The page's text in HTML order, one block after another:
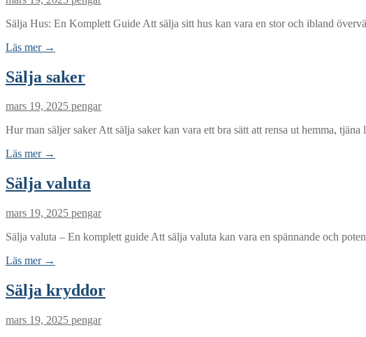
Sälja Hus: En Komplett Guide Att sälja sitt hus kan vara en stor och ibland
Läs mer →
Sälja saker
mars 19, 2025 pengar
Hur man säljer saker Att sälja saker kan vara ett bra sätt att rensa ut hemma,
Läs mer →
Sälja valuta
mars 19, 2025 pengar
Sälja valuta – En komplett guide Att sälja valuta kan vara en spännande och
Läs mer →
Sälja kryddor
mars 19, 2025 pengar